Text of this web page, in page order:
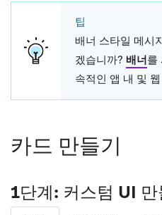
팁
배너 스타일 메시
겠습니까? 배너를
속적인 앱 내 및
카드 만들기
1단계: 커스텀 UI 만